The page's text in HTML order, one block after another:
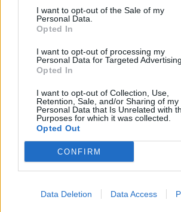
I want to opt-out of the Sale of my
Personal Data.
Opted In
I want to opt-out of processing my
Personal Data for Targeted Advertising.
Opted In
I want to opt-out of Collection, Use,
Retention, Sale, and/or Sharing of my
Personal Data that Is Unrelated with
Purposes for which it was collected.
Opted Out
CONFIRM
Data Deletion Data Access
07.08.2026 / 15:00
Франция ще забрани